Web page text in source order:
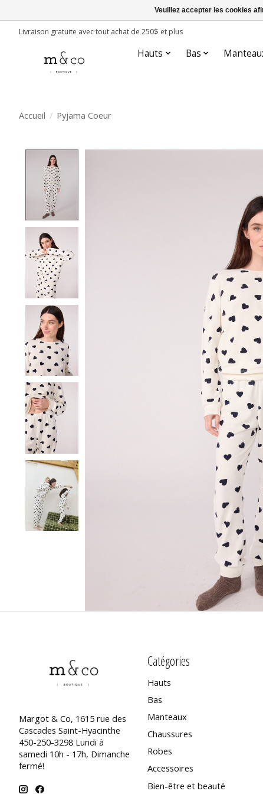
Livraison gratuite avec tout achat de 250$ et plus
Hauts Bas
Accueil / Pyjama Coeur
Margot & Co, 1615 rue des
Cascades Saint-Hyacinthe
450-250-3298 Lundi à
samedi 10h - 17h, Dimanche
fermé!
Catégories
Hauts
Bas
Manteaux
Chaussures
Robes
Accessoires
Bien-être et beauté
Veuillez accepter les cookies